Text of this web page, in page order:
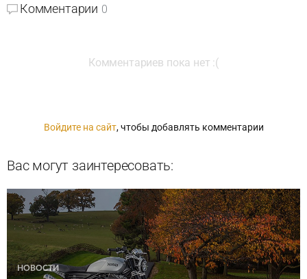
Комментарии 0
Комментариев пока нет :(
Войдите на сайт, чтобы добавлять комментарии
Вас могут заинтересовать:
НОВОСТИ